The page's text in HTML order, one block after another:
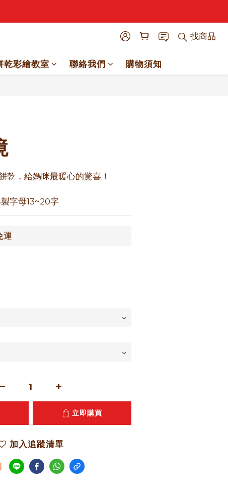
找商品
乾彩繪教室 聯絡我們 購物須知
乾，給媽咪最暖心的驚喜！
字母13~20字
運
立即購買
加入追蹤清單